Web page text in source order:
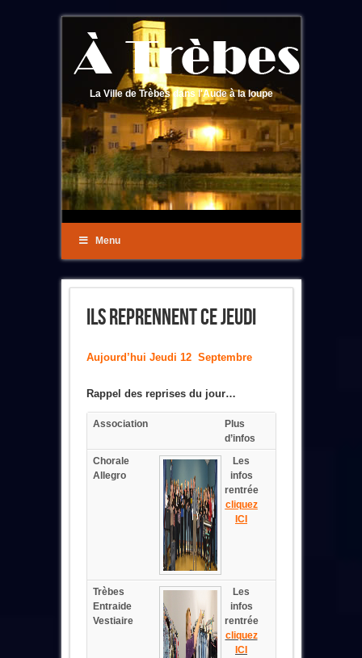
La Ville de Trèbes dans l'Aude à la loupe
Menu
Ils Reprennent Ce Jeudi
Aujourd’hui Jeudi 12 Septembre
Rappel des reprises du jour…
Association
Plus
d’infos
Chorale
Allegro
Les
infos
rentrée
cliquez
ICI
Trèbes
Entraide
Vestiaire
Les
infos
rentrée
cliquez
ICI